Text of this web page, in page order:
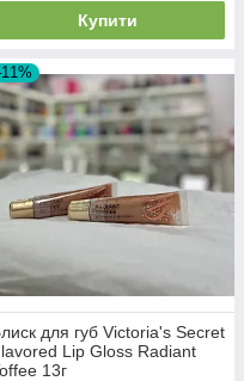
Купити
для губ Victoria's Secret
Lip Gloss Radiant
13г